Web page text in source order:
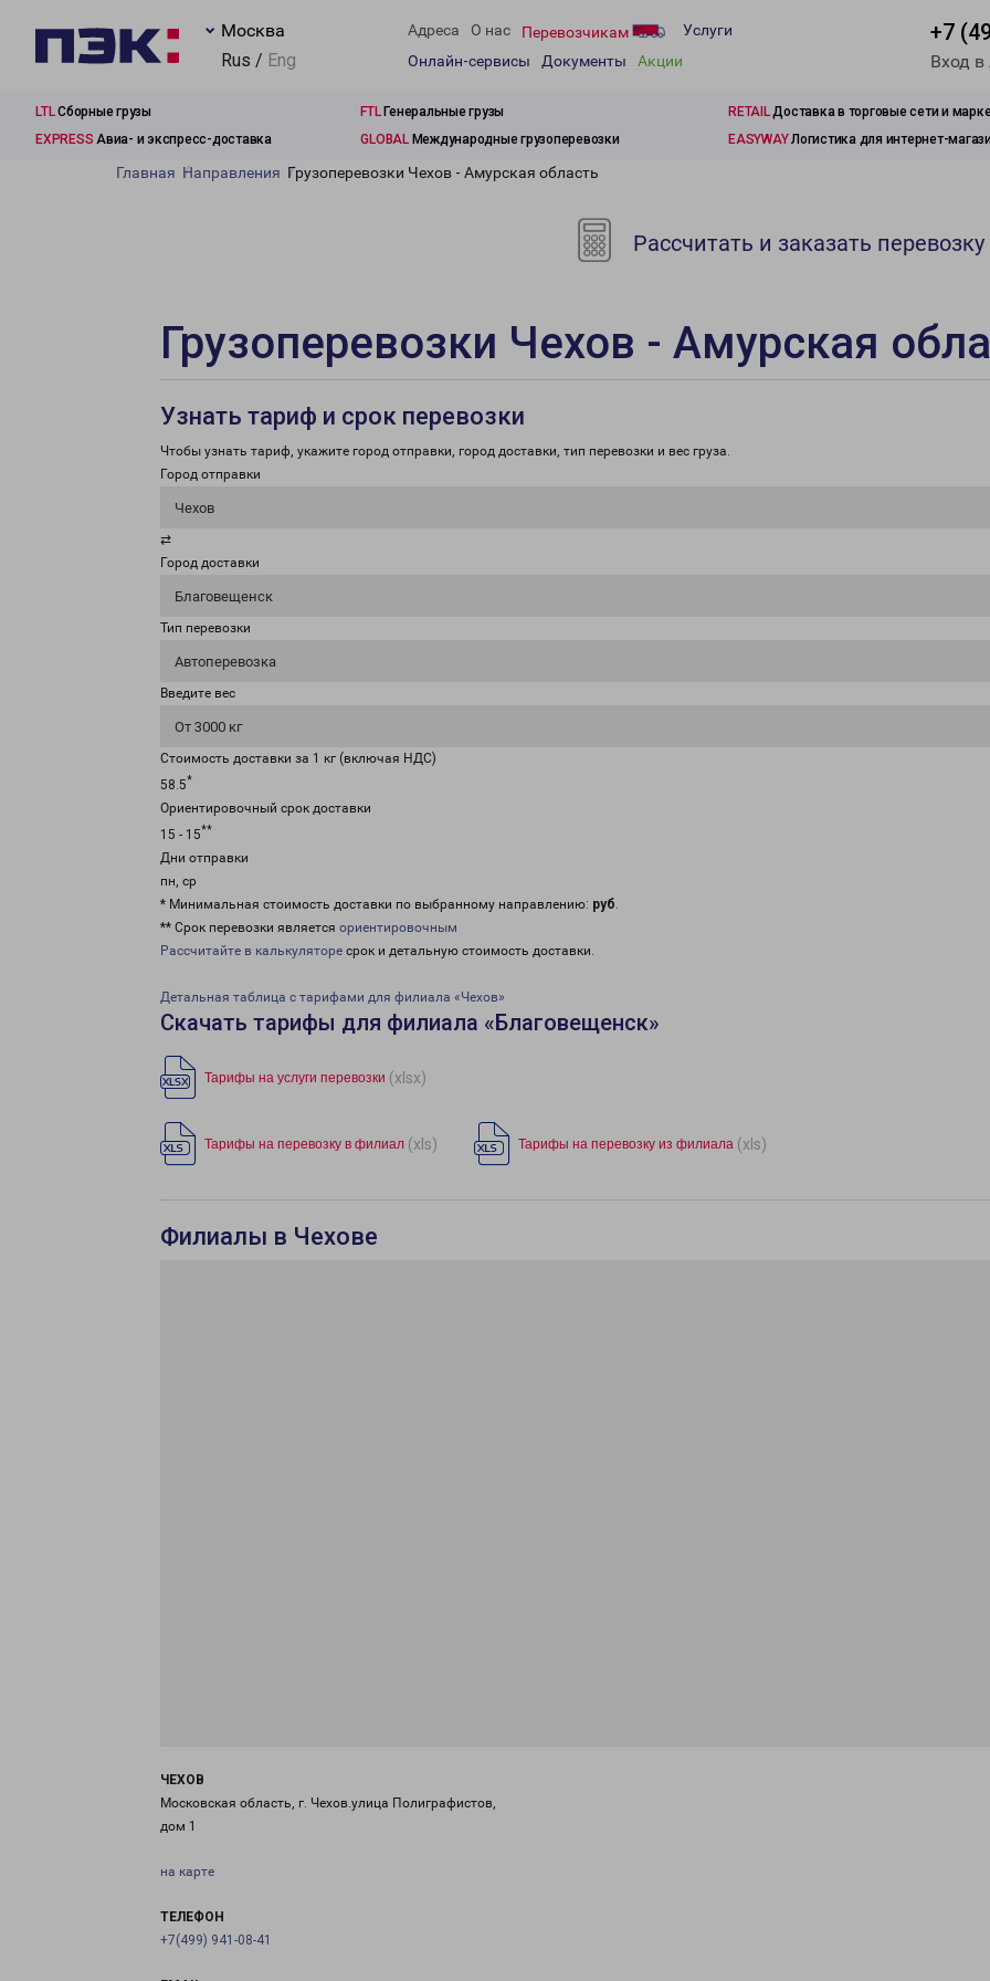
Москва
Rus / Eng
Адреса О нас Перевозчикам
Услуги
Онлайн-сервисы
Документы Акции
+7
Вход
LTLСборные грузы FTLГенеральные грузы RETAILДоставка в торговые сети и
EXPRESS Авиа- и экспресс-доставка GLOBALМеждународные грузоперевозки EASYWAYЛогистика для интернет-
Главная Направления Грузоперевозки Чехов - Амурская область
Рассчитать и заказать перевозку
Грузоперевозки Чехов - Амурская
Узнать тариф и срок перевозки
Чтобы узнать тариф, укажите город отправки, город доставки, тип перевозки и вес груза.
Город отправки
Чехов
⇄
Город доставки
Благовещенск
Тип перевозки
Автоперевозка
Введите вес
От 3000 кг
Стоимость доставки за 1 кг (включая НДС)
58.5*
Ориентировочный срок доставки
15 - 15**
Дни отправки
пн, ср
* Минимальная стоимость доставки по выбранному направлению: руб.
** Срок перевозки является ориентировочным
Рассчитайте в калькуляторе срок и детальную стоимость доставки.
Детальная таблица с тарифами для филиала «Чехов»
Скачать тарифы для филиала «Благовещенск»
Тарифы на услуги перевозки (xlsx)
Тарифы на перевозку в филиал (xls) Тарифы на перевозку из филиала (xls)
Филиалы в Чехове
ЧЕХОВ
Московская область, г. Чехов.улица Полиграфистов,
дом 1
на карте
ТЕЛЕФОН
+7(499) 941-08-41